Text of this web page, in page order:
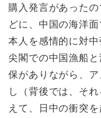
購入発言があった
どに、中国の海洋
本人を感情的に対
尖閣での中国漁船
保がありながら、
し（背後では、そ
えて、日中の衝突